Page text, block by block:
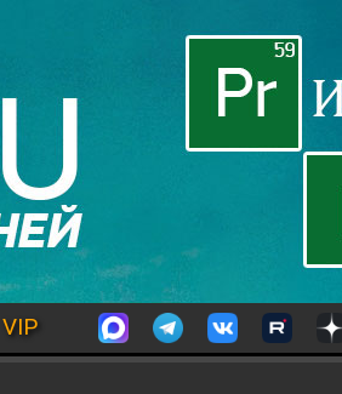
VIP